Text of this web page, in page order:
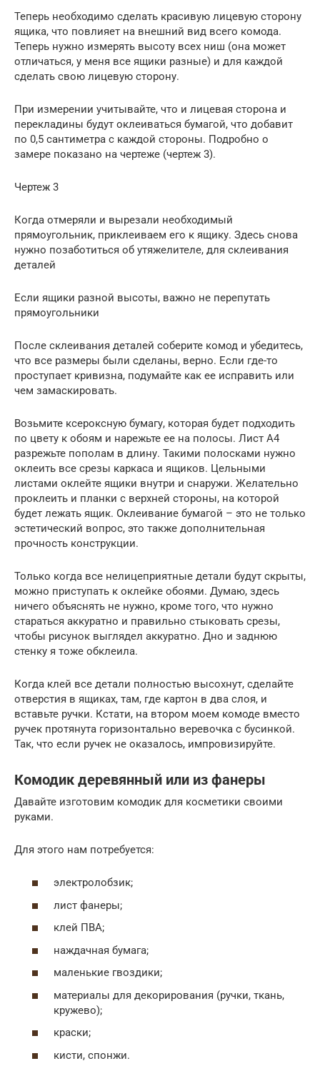
Теперь необходимо сделать красивую лицевую сторону
ящика, что повлияет на внешний вид всего комода.
Теперь нужно измерять высоту всех ниш (она может
отличаться, у меня все ящики разные) и для каждой
сделать свою лицевую сторону.
При измерении учитывайте, что и лицевая сторона и
перекладины будут оклеиваться бумагой, что добавит
по 0,5 сантиметра с каждой стороны. Подробно о
замере показано на чертеже (чертеж 3).
Чертеж 3
Когда отмеряли и вырезали необходимый
прямоугольник, приклеиваем его к ящику. Здесь снова
нужно позаботиться об утяжелителе, для склеивания
деталей
Если ящики разной высоты, важно не перепутать
прямоугольники
После склеивания деталей соберите комод и убедитесь,
что все размеры были сделаны, верно. Если где-то
проступает кривизна, подумайте как ее исправить или
чем замаскировать.
Возьмите ксероксную бумагу, которая будет подходить
по цвету к обоям и нарежьте ее на полосы. Лист А4
разрежьте пополам в длину. Такими полосками нужно
оклеить все срезы каркаса и ящиков. Цельными
листами оклейте ящики внутри и снаружи. Желательно
проклеить и планки с верхней стороны, на которой
будет лежать ящик. Оклеивание бумагой – это не только
эстетический вопрос, это также дополнительная
прочность конструкции.
Только когда все нелицеприятные детали будут скрыты,
можно приступать к оклейке обоями. Думаю, здесь
ничего объяснять не нужно, кроме того, что нужно
стараться аккуратно и правильно стыковать срезы,
чтобы рисунок выглядел аккуратно. Дно и заднюю
стенку я тоже обклеила.
Когда клей все детали полностью высохнут, сделайте
отверстия в ящиках, там, где картон в два слоя, и
вставьте ручки. Кстати, на втором моем комоде вместо
ручек протянута горизонтально веревочка с бусинкой.
Так, что если ручек не оказалось, импровизируйте.
Комодик деревянный или из фанеры
Давайте изготовим комодик для косметики своими
руками.
Для этого нам потребуется:
электролобзик;
лист фанеры;
клей ПВА;
наждачная бумага;
маленькие гвоздики;
материалы для декорирования (ручки, ткань,
кружево);
краски;
кисти, спонжи.